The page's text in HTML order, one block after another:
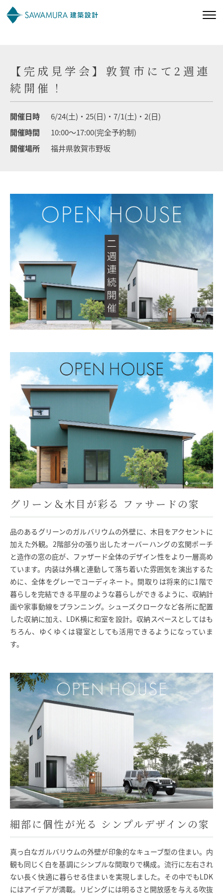
施工事例
オーナー様向け
モデルハウス イベント参加
資料請求 相談予約
SAWAMURAリフォーム
SAWAMURA不動産
【完成見学会】敦賀市にて2週連
続開催！
開催日時
6/24(土)・25(日)・7/1(土)・2(日)
開催時間
10:00～17:00(完全予約制)
開催場所
福井県敦賀市野坂
グリーン＆木目が彩る ファサードの家
品のあるグリーンのガルバリウムの外壁に、木目をアクセントに
加えた外観。2階部分の張り出したオーバーハングの玄関ポーチ
と造作の窓の庇が、ファザード全体のデザイン性をより一層高め
ています。内装は外構と連動して落ち着いた雰囲気を演出するた
めに、全体をグレーでコーディネート。間取りは将来的に1階で
暮らしを完結できる平屋のような暮らしができるように、収納計
画や家事動線をプランニング。シューズクロークなど各所に配置
した収納に加え、LDK横に和室を設計。収納スペースとしてはも
ちろん、ゆくゆくは寝室としても活用できるようになっていま
す。
細部に個性が光る シンプルデザインの家
真っ白なガルバリウムの外壁が印象的なキューブ型の住まい。内
観も同じく白を基調にシンプルな間取りで構成。流行に左右され
ない長く快適に暮らせる住まいを実現しました。その中でもLDK
にはアイデアが満載。リビングには明るさと開放感を与える吹抜